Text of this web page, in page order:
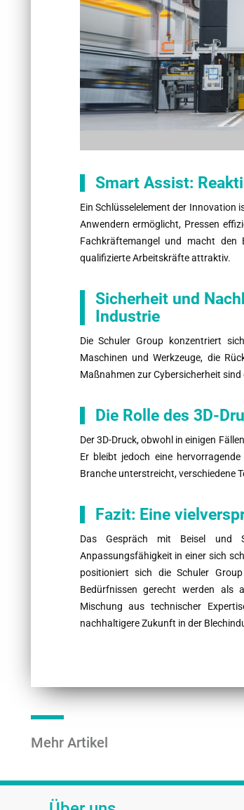
Smart Assist:
Ein Schlüsselelement der Innovation
Anwendern ermöglicht, Pressen
Fachkräftemangel und macht den
qualifizierte Arbeitskräfte attraktiv.
Sicherheit und
Industrie
Die Schuler Group konzentriert
Maschinen und Werkzeuge, die
Maßnahmen zur Cybersicherheit
Die Rolle des 3D-
Der 3D-Druck, obwohl in einigen
Er bleibt jedoch eine
Branche unterstreicht, verschiedene
Fazit: Eine
Das Gespräch mit Beisel und
Anpassungsfähigkeit in einer sich
positioniert sich die Schuler
Bedürfnissen gerecht werden als
Mischung aus technischer
nachhaltigere Zukunft in der
Mehr Artikel